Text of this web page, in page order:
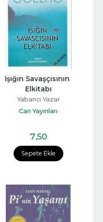
Sepete Ekle
Işığın Savaşçısının
Elkitabı
Yabancı Yazar
Can Yayınları
7,50